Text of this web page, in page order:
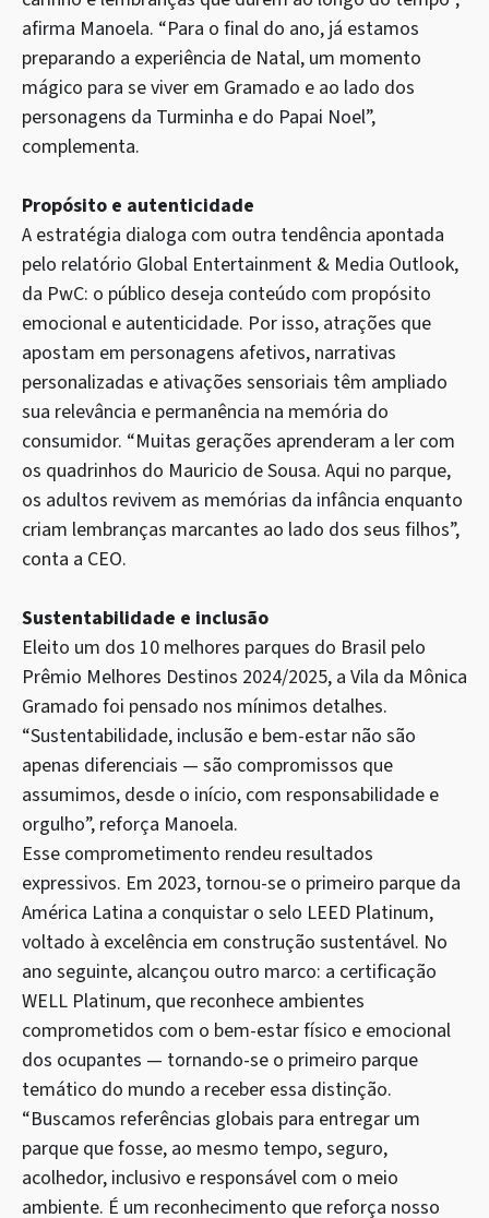
afirma Manoela. “Para o final do ano, já estamos
preparando a experiência de Natal, um momento
mágico para se viver em Gramado e ao lado dos
personagens da Turminha e do Papai Noel”,
complementa.
Propósito e autenticidade
A estratégia dialoga com outra tendência apontada
pelo relatório Global Entertainment & Media Outlook,
da PwC: o público deseja conteúdo com propósito
emocional e autenticidade. Por isso, atrações que
apostam em personagens afetivos, narrativas
personalizadas e ativações sensoriais têm ampliado
sua relevância e permanência na memória do
consumidor. “Muitas gerações aprenderam a ler com
os quadrinhos do Mauricio de Sousa. Aqui no parque,
os adultos revivem as memórias da infância enquanto
criam lembranças marcantes ao lado dos seus filhos”,
conta a CEO.
Sustentabilidade e inclusão
Eleito um dos 10 melhores parques do Brasil pelo
Prêmio Melhores Destinos 2024/2025, a Vila da Mônica
Gramado foi pensado nos mínimos detalhes.
“Sustentabilidade, inclusão e bem-estar não são
apenas diferenciais — são compromissos que
assumimos, desde o início, com responsabilidade e
orgulho”, reforça Manoela.
Esse comprometimento rendeu resultados
expressivos. Em 2023, tornou-se o primeiro parque da
América Latina a conquistar o selo LEED Platinum,
voltado à excelência em construção sustentável. No
ano seguinte, alcançou outro marco: a certificação
WELL Platinum, que reconhece ambientes
comprometidos com o bem-estar físico e emocional
dos ocupantes — tornando-se o primeiro parque
temático do mundo a receber essa distinção.
“Buscamos referências globais para entregar um
parque que fosse, ao mesmo tempo, seguro,
acolhedor, inclusivo e responsável com o meio
ambiente. É um reconhecimento que reforça nosso